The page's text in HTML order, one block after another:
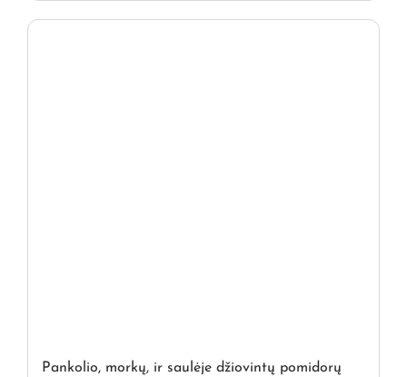
Pankolio, morkų, ir saulėje džiovintų pomidorų